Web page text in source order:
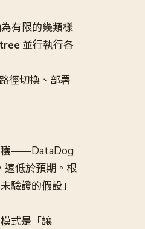
有限的幾類樣
並行執行各
徑切換、部署
穫——DataDog
遠低於預期。根
證的假設」
式是「讓